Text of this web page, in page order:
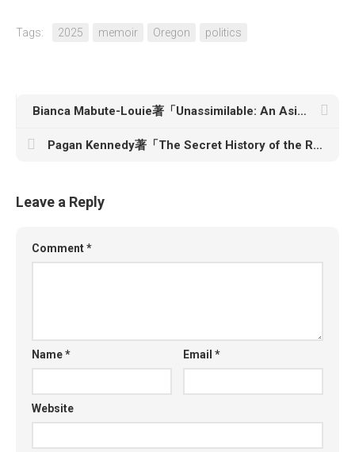
Tags: 2025 memoir Oregon politics
Bianca Mabute-Louie著「Unassimilable: An Asian Diasporic Manifesto for the Twenty-First Century」
Pagan Kennedy著「The Secret History of the Rape Kit: A True Crime Story」
Leave a Reply
Comment*
Name* Email*
Website